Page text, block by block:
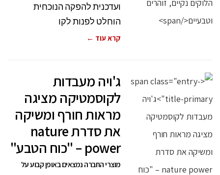
ועדכנית להפקה הנוכחית
הוחלט לפנות לקו
קרא עוד ←
ג'ויה מעבדות
לקוסמטיקה מציגה
מראות חורף ומשיקה
את סדרת nature
power – "כוח הטבע"
מוצרי החברה נמצאים באופן קבוע על